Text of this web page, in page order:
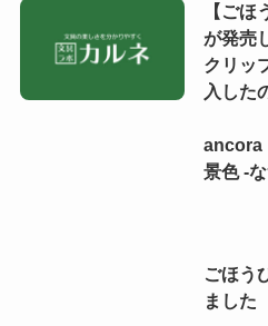
【ご
が発売
クリッ
入した
ancora
景色 -な
ごほう
ました